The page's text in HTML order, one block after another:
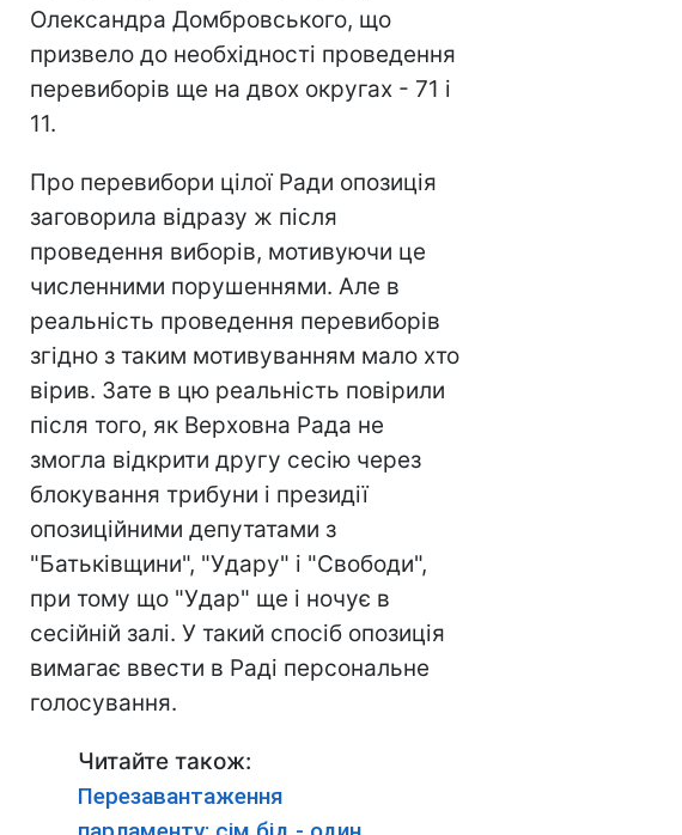
Олександра Домбровського, що
призвело до необхідності проведення
перевиборів ще на двох округах - 71 і
11.
Про перевибори цілої Ради опозиція
заговорила відразу ж після
проведення виборів, мотивуючи це
численними порушеннями. Але в
реальність проведення перевиборів
згідно з таким мотивуванням мало хто
вірив. Зате в цю реальність повірили
після того, як Верховна Рада не
змогла відкрити другу сесію через
блокування трибуни і президії
опозиційними депутатами з
"Батьківщини", "Удару" і "Свободи",
при тому що "Удар" ще і ночує в
сесійній залі. У такий спосіб опозиція
вимагає ввести в Раді персональне
голосування.
Читайте також:
Перезавантаження